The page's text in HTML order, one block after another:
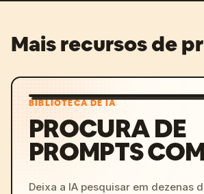
Mais recursos de
BIBLIOTECA DE IA
PROCURA DE
PROMPTS
Deixa a IA pesquisar em dezenas